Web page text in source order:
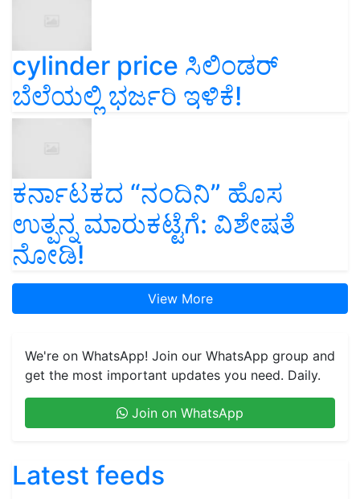
cylinder price ಸಿಲಿಂಡರ್‌
ಬೆಲೆಯಲ್ಲಿ ಭರ್ಜರಿ ಇಳಿಕೆ!
ಕರ್ನಾಟಕದ “ನಂದಿನಿ” ಹೊಸ
ಉತ್ಪನ್ನ ಮಾರುಕಟ್ಟೆಗೆ: ವಿಶೇಷತೆ
ನೋಡಿ!
View More
We're on WhatsApp! Join our WhatsApp group and
get the most important updates you need. Daily.
Join on WhatsApp
Latest feeds